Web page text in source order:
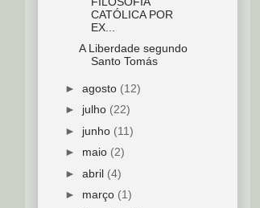
CATÓLICA POR
EX...
A Liberdade segundo
Santo Tomás
► agosto (12)
► julho (22)
► junho (11)
► maio (2)
► abril (4)
► março (1)